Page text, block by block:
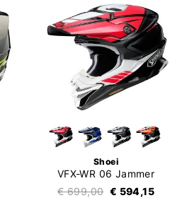
Shoei
VFX-WR 06 Jammer
€ 699,00 € 594,15